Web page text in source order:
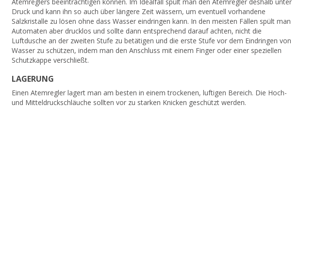
Druck und kann ihn so auch über längere Zeit wässern, um eventuell vorhandene
Salzkristalle zu lösen ohne dass Wasser eindringen kann. In den meisten Fällen spült man
Automaten aber drucklos und sollte dann entsprechend darauf achten, nicht die
Luftdusche an der zweiten Stufe zu betätigen und die erste Stufe vor dem Eindringen von
Wasser zu schützen, indem man den Anschluss mit einem Finger oder einer speziellen
Schutzkappe verschließt.
LAGERUNG
Einen Atemregler lagert man am besten in einem trockenen, luftigen Bereich. Die Hoch-
und Mitteldruckschläuche sollten vor zu starken Knicken geschützt werden.